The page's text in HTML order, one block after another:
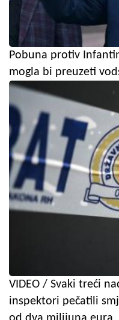
Pobuna protiv
mogla bi preuzeti
VIDEO / Svaki treći
inspektori pečatili